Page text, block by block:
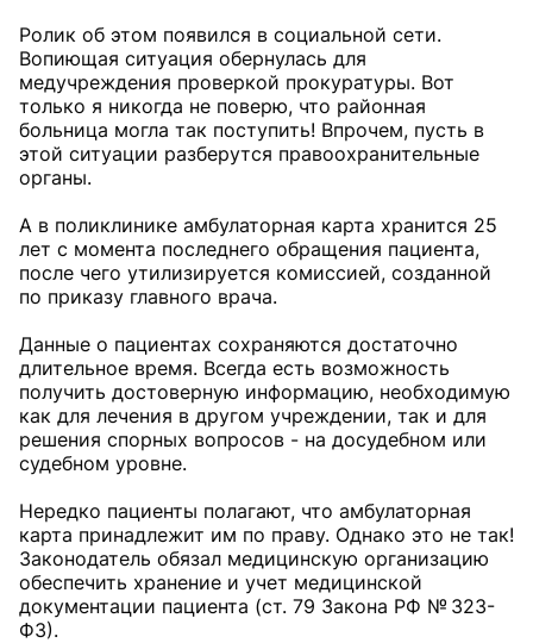
Ролик об этом появился в социальной сети.
Вопиющая ситуация обернулась для
медучреждения проверкой прокуратуры. Вот
только я никогда не поверю, что районная
больница могла так поступить! Впрочем, пусть в
этой ситуации разберутся правоохранительные
органы.
А в поликлинике амбулаторная карта хранится 25
лет с момента последнего обращения пациента,
после чего утилизируется комиссией, созданной
по приказу главного врача.
Данные о пациентах сохраняются достаточно
длительное время. Всегда есть возможность
получить достоверную информацию, необходимую
как для лечения в другом учреждении, так и для
решения спорных вопросов - на досудебном или
судебном уровне.
Нередко пациенты полагают, что амбулаторная
карта принадлежит им по праву. Однако это не так!
Законодатель обязал медицинскую организацию
обеспечить хранение и учет медицинской
документации пациента (ст. 79 Закона РФ № 323-
ФЗ).